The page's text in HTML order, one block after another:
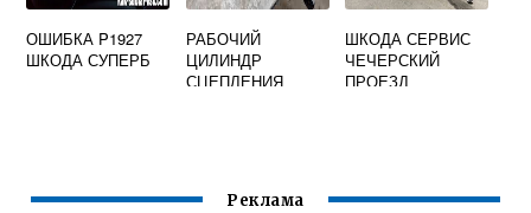
ОШИБКА P1927
ШКОДА СУПЕРБ
РАБОЧИЙ
ЦИЛИНДР
СЦЕПЛЕНИЯ
ШКОДА СЕРВИС
ЧЕЧЕРСКИЙ
ПРОЕЗД
Реклама